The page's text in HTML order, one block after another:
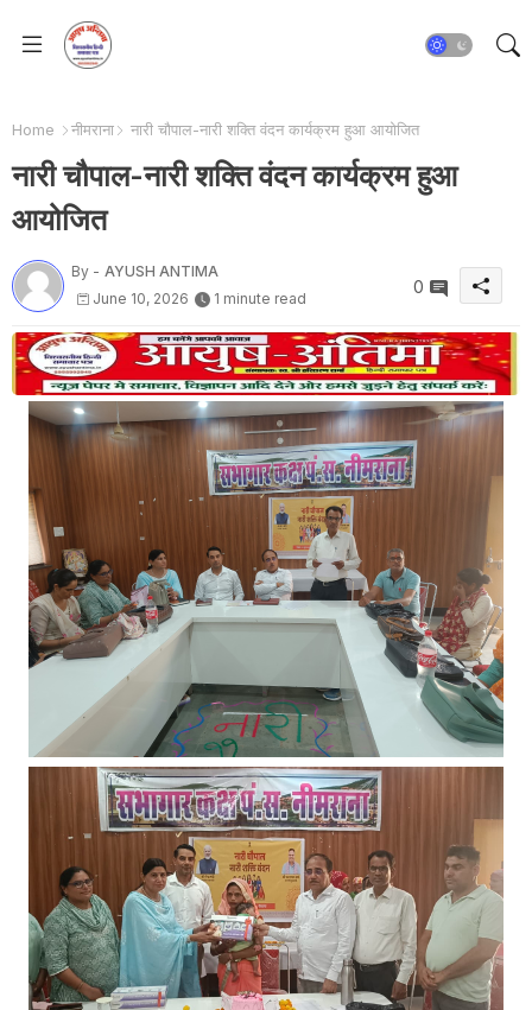
Home नीमराना नारी चौपाल-नारी शक्ति वंदन कार्यक्रम हुआ आयोजित
नारी चौपाल-नारी शक्ति वंदन कार्यक्रम हुआ
आयोजित
By - AYUSH ANTIMA
June 10, 2026
1 minute read
0